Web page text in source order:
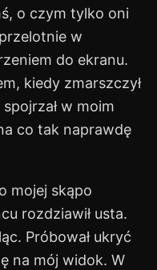
o czym tylko oni
w
do ekranu.
kiedy zmarszczył
w moim
co tak naprawdę
skąpo
rozdziawił usta.
Próbował ukryć
na mój widok. W